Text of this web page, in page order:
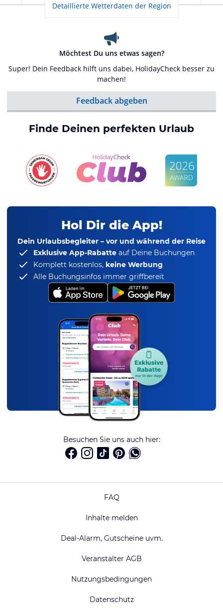
Detaillierte Wetterdaten der Region
Möchtest Du uns etwas sagen?
Super! Dein Feedback hilft uns dabei, HolidayCheck besser zu
machen!
Feedback abgeben
Finde Deinen perfekten Urlaub
Hol Dir die App!
Dein Urlaubsbegleiter – vor und während der Reise
Exklusive App-Rabatte auf Deine Buchungen
Komplett kostenlos, keine Werbung
Alle Buchungsinfos immer griffbereit
Besuchen Sie uns auch hier:
FAQ
Inhalte melden
Deal-Alarm, Gutscheine uvm.
Veranstalter AGB
Nutzungsbedingungen
Datenschutz